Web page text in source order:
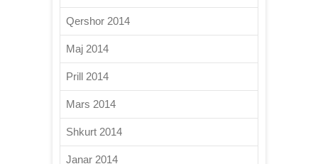
Qershor 2014
Maj 2014
Prill 2014
Mars 2014
Shkurt 2014
Janar 2014